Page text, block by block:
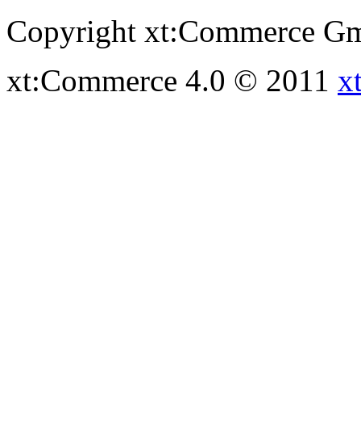
Copyright xt:Commerce
xt:Commerce 4.0 © 2011